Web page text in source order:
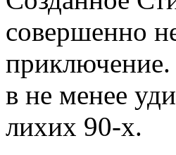
совершенно
приключение.
в не менее
лихих 90-х.